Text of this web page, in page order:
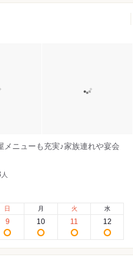
ニューも充実♪家族連れや宴会
人
日
9
月
10
火
11
水
12